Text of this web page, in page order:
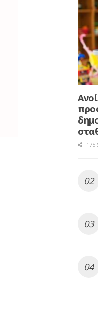
175